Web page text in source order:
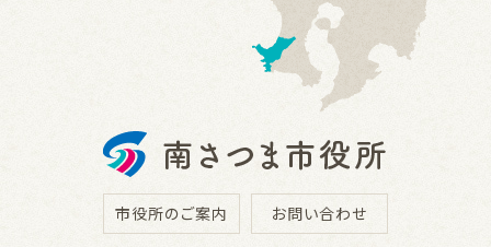
市役所のご案内 お問い合わせ